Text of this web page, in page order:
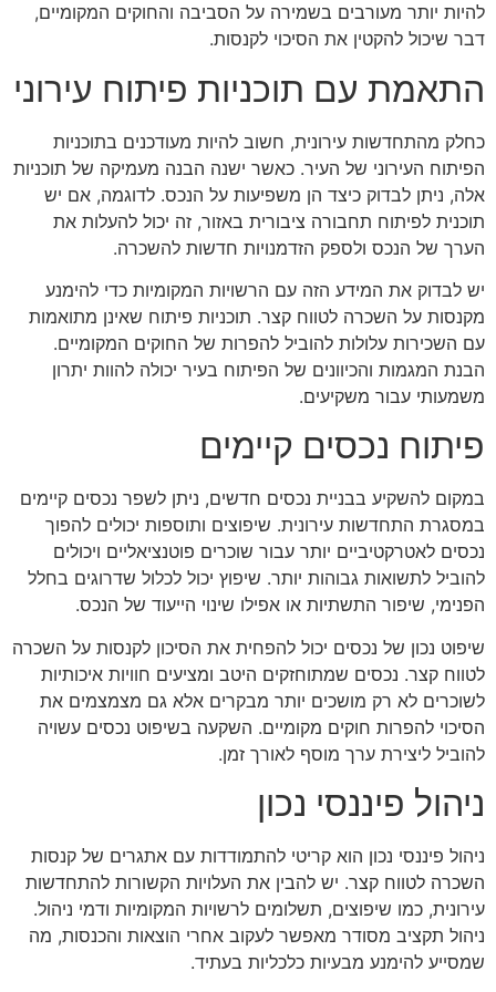
להיות יותר מעורבים בשמירה על הסביבה והחוקים המקומיים,
דבר שיכול להקטין את הסיכוי לקנסות.
התאמת עם תוכניות פיתוח עירוני
כחלק מהתחדשות עירונית, חשוב להיות מעודכנים בתוכניות
הפיתוח העירוני של העיר. כאשר ישנה הבנה מעמיקה של תוכניות
אלה, ניתן לבדוק כיצד הן משפיעות על הנכס. לדוגמה, אם יש
תוכנית לפיתוח תחבורה ציבורית באזור, זה יכול להעלות את
הערך של הנכס ולספק הזדמנויות חדשות להשכרה.
יש לבדוק את המידע הזה עם הרשויות המקומיות כדי להימנע
מקנסות על השכרה לטווח קצר. תוכניות פיתוח שאינן מתואמות
עם השכירות עלולות להוביל להפרות של החוקים המקומיים.
הבנת המגמות והכיוונים של הפיתוח בעיר יכולה להוות יתרון
משמעותי עבור משקיעים.
פיתוח נכסים קיימים
במקום להשקיע בבניית נכסים חדשים, ניתן לשפר נכסים קיימים
במסגרת התחדשות עירונית. שיפוצים ותוספות יכולים להפוך
נכסים לאטרקטיביים יותר עבור שוכרים פוטנציאליים ויכולים
להוביל לתשואות גבוהות יותר. שיפוץ יכול לכלול שדרוגים בחלל
הפנימי, שיפור התשתיות או אפילו שינוי הייעוד של הנכס.
שיפוט נכון של נכסים יכול להפחית את הסיכון לקנסות על השכרה
לטווח קצר. נכסים שמתוחזקים היטב ומציעים חוויות איכותיות
לשוכרים לא רק מושכים יותר מבקרים אלא גם מצמצמים את
הסיכוי להפרות חוקים מקומיים. השקעה בשיפוט נכסים עשויה
להוביל ליצירת ערך מוסף לאורך זמן.
ניהול פיננסי נכון
ניהול פיננסי נכון הוא קריטי להתמודדות עם אתגרים של קנסות
השכרה לטווח קצר. יש להבין את העלויות הקשורות להתחדשות
עירונית, כמו שיפוצים, תשלומים לרשויות המקומיות ודמי ניהול.
ניהול תקציב מסודר מאפשר לעקוב אחרי הוצאות והכנסות, מה
שמסייע להימנע מבעיות כלכליות בעתיד.